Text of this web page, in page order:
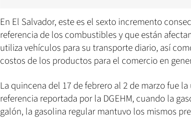
En El Salvador, este es el sexto incremento
referencia de los combustibles y que están
utiliza vehículos para su transporte diario, así
costos de los productos para el comercio en
La quincena del 17 de febrero al 2 de marzo fue
referencia reportada por la DGEHM, cuando la
galón, la gasolina regular mantuvo los mismos